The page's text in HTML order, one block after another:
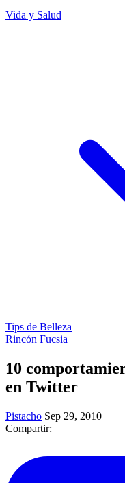
Vida y Salud
Tips de Belleza
Rincón Fucsia
10
en Twitter
Pistacho Sep 29, 2010
Compartir: